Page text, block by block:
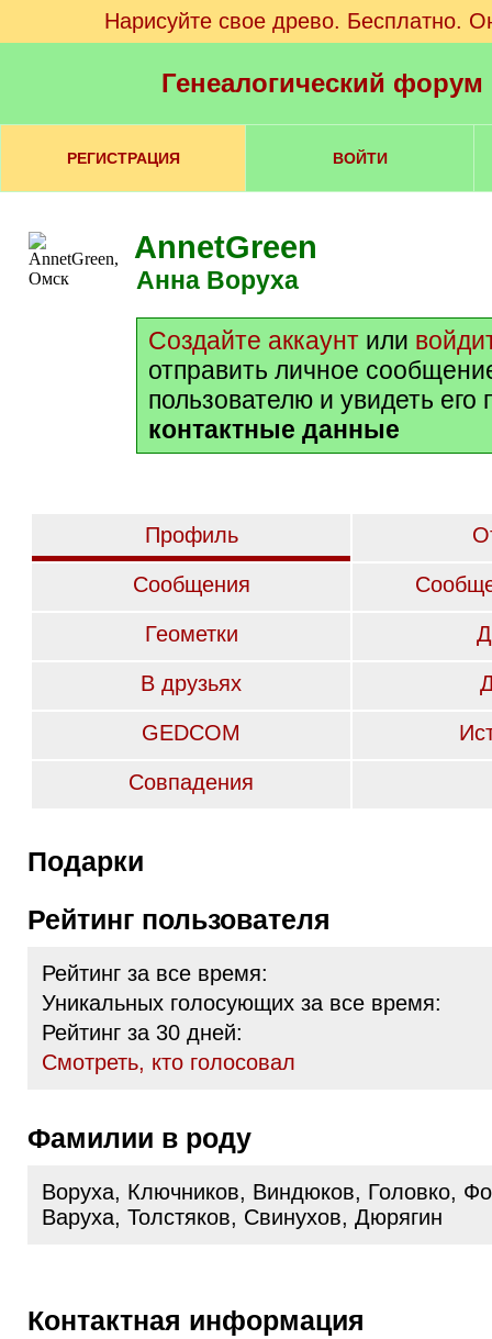
Нарисуйте свое древо. Бесплатно.
Генеалогический
РЕГИСТРАЦИЯ ВОЙТИ
AnnetGreen
Анна Воруха
Создайте аккаунт или
отправить личное
пользователю и увидеть его
контактные данные
Профиль
Сообщения
Геометки
В друзьях
GEDCOM
Совпадения
Подарки
Рейтинг пользователя
Рейтинг за все время:
Уникальных голосующих за все время:
Рейтинг за 30 дней:
Cмотреть, кто голосовал
Фамилии в роду
Воруха, Ключников, Виндюков, Головко,
Варуха, Толстяков, Свинухов, Дюрягин
Контактная информация